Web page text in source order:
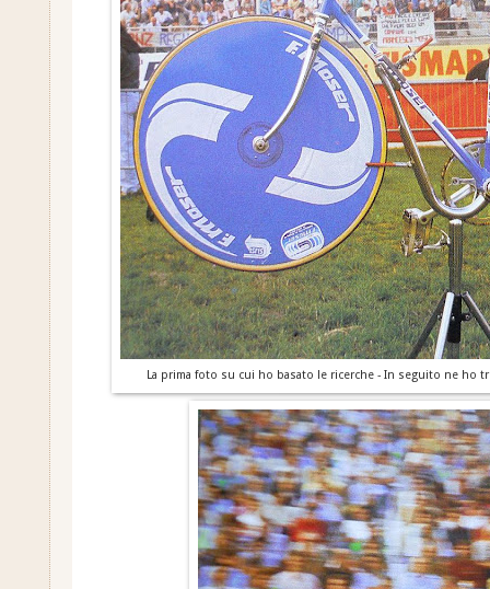
La prima foto su cui ho basato le ricerche - In seguito ne ho